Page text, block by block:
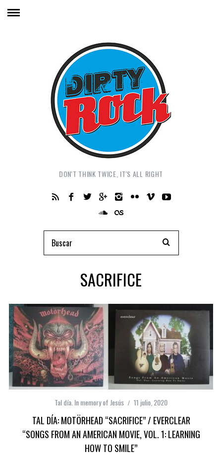
DON'T THINK TWICE, IT'S ALL RIGHT
SACRIFICE
Tal día. In memory of Jesús 11 julio, 2020
TAL DÍA: MOTÖRHEAD “SACRIFICE” / EVERCLEAR
“SONGS FROM AN AMERICAN MOVIE, VOL. 1: LEARNING
HOW TO SMILE”